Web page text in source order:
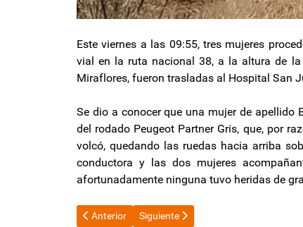
Este viernes a las 09:55, tres mujeres
vial en la ruta nacional 38, a la altura de
Miraflores, fueron trasladas al Hospital San
Se dio a conocer que una mujer de
del rodado Peugeot Partner Gris, que, por
volcó, quedando las ruedas hacia arriba
conductora y las dos mujeres
afortunadamente ninguna tuvo heridas de
Artículo anterior: El Ministerio de Inclusión Digital
Anterior Artículo siguiente: La Oficina de
Siguiente